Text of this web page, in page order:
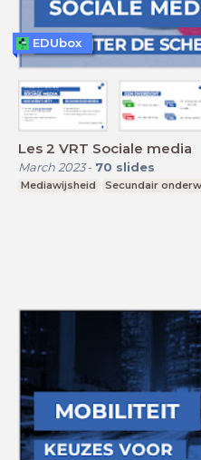
Les 2 VRT Sociale media
March 2023- 70 slides
Mediawijsheid Secundair
EDUbox